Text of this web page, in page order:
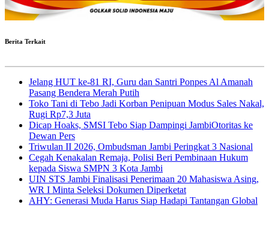
Berita Terkait
Jelang HUT ke-81 RI, Guru dan Santri Ponpes Al Amanah
Pasang Bendera Merah Putih
Toko Tani di Tebo Jadi Korban Penipuan Modus Sales Nakal,
Rugi Rp7,3 Juta
Dicap Hoaks, SMSI Tebo Siap Dampingi JambiOtoritas ke
Dewan Pers
Triwulan II 2026, Ombudsman Jambi Peringkat 3 Nasional
Cegah Kenakalan Remaja, Polisi Beri Pembinaan Hukum
kepada Siswa SMPN 3 Kota Jambi
UIN STS Jambi Finalisasi Penerimaan 20 Mahasiswa Asing,
WR I Minta Seleksi Dokumen Diperketat
AHY: Generasi Muda Harus Siap Hadapi Tantangan Global